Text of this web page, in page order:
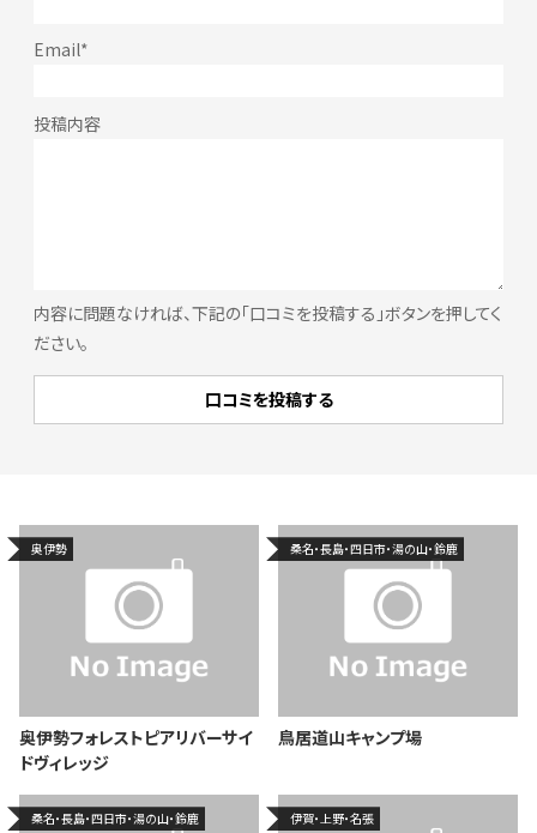
内容に問題なければ、下記の「口コミを投稿する」ボタンを押してく
ださい。
奥伊勢
奥伊勢フォレストピアリバーサイ
ドヴィレッジ
桑名・長島・四日市・湯の山・鈴鹿
鳥居道山キャンプ場
桑名・長島・四日市・湯の山・鈴鹿 伊賀・上野・名張